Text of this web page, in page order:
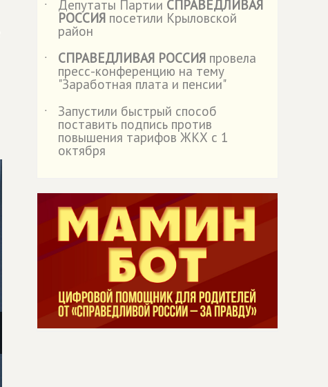
˙
Депутаты Партии СПРАВЕДЛИВАЯ
РОССИЯ посетили Крыловской
район
˙
СПРАВЕДЛИВАЯ РОССИЯ провела
пресс-конференцию на тему
"Заработная плата и пенсии"
˙
Запустили быстрый способ
поставить подпись против
повышения тарифов ЖКХ с 1
октября